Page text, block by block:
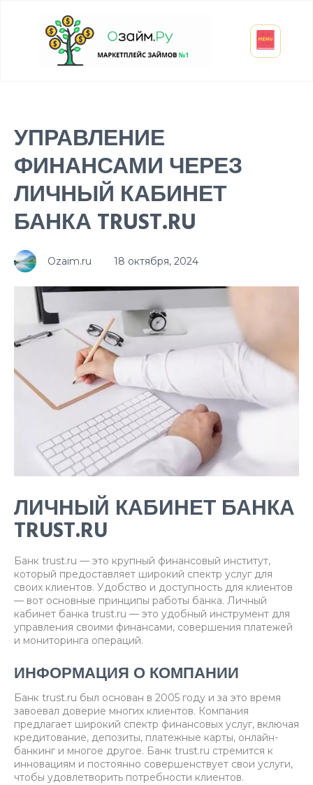
УПРАВЛЕНИЕ
ФИНАНСАМИ ЧЕРЕЗ
ЛИЧНЫЙ КАБИНЕТ
БАНКА TRUST.RU
Ozaim.ru 18 октября, 2024
ЛИЧНЫЙ КАБИНЕТ БАНКА
TRUST.RU
Банк trust.ru — это крупный финансовый институт,
который предоставляет широкий спектр услуг для
своих клиентов. Удобство и доступность для клиентов
— вот основные принципы работы банка. Личный
кабинет банка trust.ru — это удобный инструмент для
управления своими финансами, совершения платежей
и мониторинга операций.
ИНФОРМАЦИЯ О КОМПАНИИ
Банк trust.ru был основан в 2005 году и за это время
завоевал доверие многих клиентов. Компания
предлагает широкий спектр финансовых услуг, включая
кредитование, депозиты, платежные карты, онлайн-
банкинг и многое другое. Банк trust.ru стремится к
инновациям и постоянно совершенствует свои услуги,
чтобы удовлетворить потребности клиентов.